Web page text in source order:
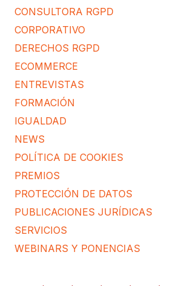
CONSULTORA RGPD
CORPORATIVO
DERECHOS RGPD
ECOMMERCE
ENTREVISTAS
FORMACIÓN
IGUALDAD
NEWS
POLÍTICA DE COOKIES
PREMIOS
PROTECCIÓN DE DATOS
PUBLICACIONES JURÍDICAS
SERVICIOS
WEBINARS Y PONENCIAS